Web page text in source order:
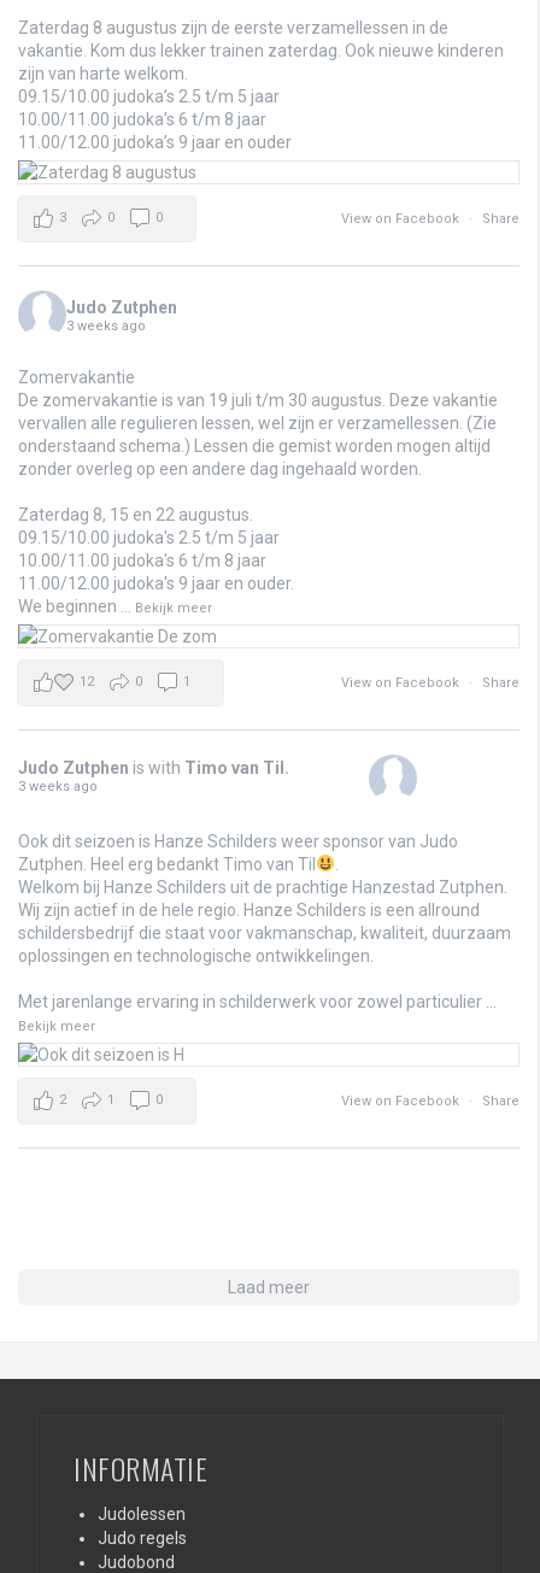
Zaterdag 8 augustus zijn de eerste verzamellessen in de
vakantie. Kom dus lekker trainen zaterdag. Ook nieuwe kinderen
zijn van harte welkom.
09.15/10.00 judoka’s 2.5 t/m 5 jaar
10.00/11.00 judoka’s 6 t/m 8 jaar
11.00/12.00 judoka’s 9 jaar en ouder
View on Facebook · Share
3 0 0
Judo Zutphen
3 weeks ago
Zomervakantie
De zomervakantie is van 19 juli t/m 30 augustus. Deze vakantie
vervallen alle regulieren lessen, wel zijn er verzamellessen. (Zie
onderstaand schema.) Lessen die gemist worden mogen altijd
zonder overleg op een andere dag ingehaald worden.
Zaterdag 8, 15 en 22 augustus.
09.15/10.00 judoka's 2.5 t/m 5 jaar
10.00/11.00 judoka's 6 t/m 8 jaar
11.00/12.00 judoka's 9 jaar en ouder.
We beginnen
Bekijk meer
View on Facebook · Share
12 0 1
Judo Zutphen is with Timo van Til.
3 weeks ago
Ook dit seizoen is Hanze Schilders weer sponsor van Judo
Zutphen. Heel erg bedankt Timo van Til
Welkom bij Hanze Schilders uit de prachtige Hanzestad Zutphen.
Wij zijn actief in de hele regio. Hanze Schilders is een allround
schildersbedrijf die staat voor vakmanschap, kwaliteit, duurzaam
oplossingen en technologische ontwikkelingen.
Met jarenlange ervaring in schilderwerk voor zowel particulier
Bekijk meer
View on Facebook · Share
2 1 0
Laad meer
INFORMATIE
Judolessen
Judo regels
Judobond